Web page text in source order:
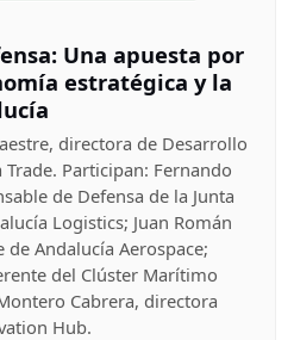
Una apuesta por
estratégica y la
directora de Desarrollo
Participan: Fernando
de Defensa de la Junta
Logistics; Juan Román
Andalucía Aerospace;
del Clúster Marítimo
Cabrera, directora
Hub.